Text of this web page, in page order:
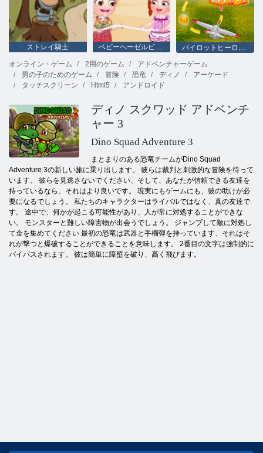
ストレイ騎士 ベビーヘーゼルビーチパーティー
パイロットヒーローズ
オンライン・ゲーム
2用のゲーム
アドベンチャーゲーム
男の子のためのゲーム
冒険 恐竜 ディノ
アーケード
タッチスクリーン
Html5 アンドロイド
ディノ スクワッド アドベンチ
ャー 3
Dino Squad Adventure 3
まとまりのある恐竜チームがDino Squad
Adventure 3の新しい旅に乗り出します。 彼らは裁判と刺激的な冒険を待って
います。 彼らを見逃さないでください、そして、あなたが信頼できる友達を
持っているなら、それはより良いです。 現実にもゲームにも、彼の助けが必
要になるでしょう。 私たちのキャラクターはライバルではなく、真の友達で
す。 途中で、何かが起こる可能性があり、人が常に対処することができな
い。 モンスターと難しい障害物が出会うでしょう。 ジャンプして敵に対処し
て金を集めてください 最初の恐竜は武器と手榴弾を持っています、それはそ
れが撃つと爆破することができることを意味します。 2番目の文字は強制的に
バイパスされます。 彼は簡単に障壁を破り、高く飛びます。